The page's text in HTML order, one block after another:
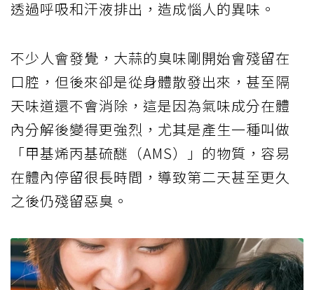
透過呼吸和汗液排出，造成惱人的異味。
不少人會發覺，大蒜的臭味剛開始會殘留在
口腔，但後來卻是從身體散發出來，甚至隔
天味道還不會消除，這是因為氣味成分在體
內分解後變得更強烈，尤其是產生一種叫做
「甲基烯丙基硫醚（AMS）」的物質，容易
在體內停留很長時間，導致第二天甚至更久
之後仍殘留惡臭。